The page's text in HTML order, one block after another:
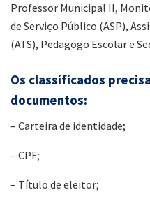
Professor Municipal II,
de Serviço Público (ASP),
(ATS), Pedagogo Escolar e
Os classificados
documentos:
– Carteira de identidade;
– CPF;
– Título de eleitor;